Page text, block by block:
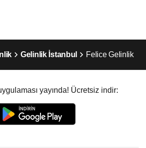
Gelinlik İstanbul Felice Gelinlik
yayında! Ücretsiz indir: